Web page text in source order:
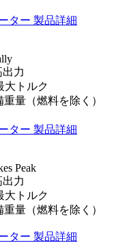
ター 製品詳細
力
大トルク
重量（燃料を除く）
ター 製品詳細
Peak
力
大トルク
重量（燃料を除く）
ター 製品詳細